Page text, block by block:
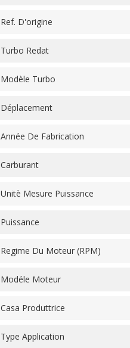
Ref. D'origine
Turbo Redat
Modèle Turbo
Déplacement
Année De Fabrication
Carburant
Unitè Mesure Puissance
Puissance
Regime Du Moteur (RPM)
Modéle Moteur
Casa Produttrice
Type Application